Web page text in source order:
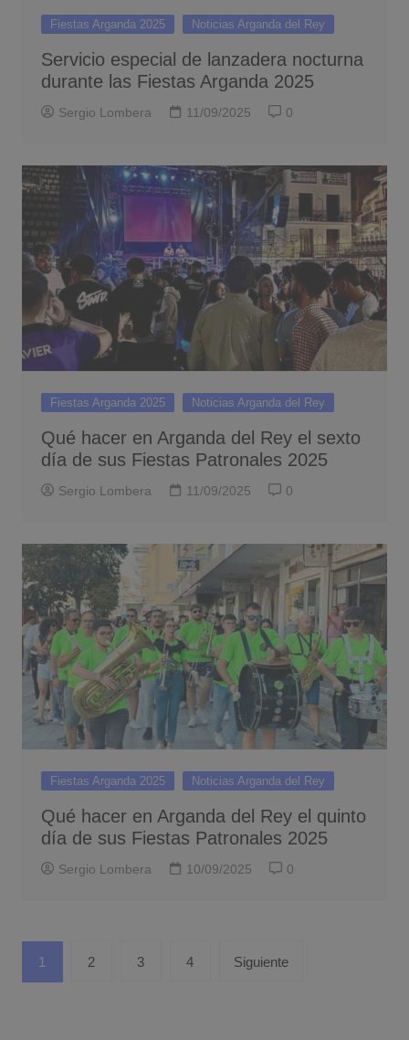
Fiestas Arganda 2025 Noticias Arganda del Rey
Servicio especial de lanzadera nocturna
durante las Fiestas Arganda 2025
Sergio Lombera 11/09/2025 0
Fiestas Arganda 2025 Noticias Arganda del Rey
Qué hacer en Arganda del Rey el sexto
día de sus Fiestas Patronales 2025
Sergio Lombera 11/09/2025 0
Fiestas Arganda 2025 Noticias Arganda del Rey
Qué hacer en Arganda del Rey el quinto
día de sus Fiestas Patronales 2025
Sergio Lombera 10/09/2025 0
Paginación
de
1 2 3 4 Siguiente